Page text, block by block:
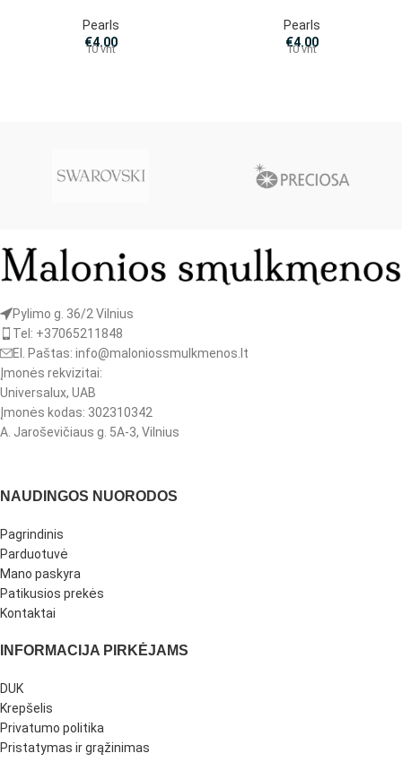
Pearls
€4.00
10 vnt
Pearls
€4.00
10 vnt
Pylimo g. 36/2 Vilnius
Tel: +37065211848
El. Paštas: info@maloniossmulkmenos.lt
Įmonės rekvizitai:
Universalux, UAB
Įmonės kodas: 302310342
A. Jaroševičiaus g. 5A-3, Vilnius
NAUDINGOS NUORODOS
Pagrindinis
Parduotuvė
Mano paskyra
Patikusios prekės
Kontaktai
INFORMACIJA PIRKĖJAMS
DUK
Krepšelis
Privatumo politika
Pristatymas ir grąžinimas